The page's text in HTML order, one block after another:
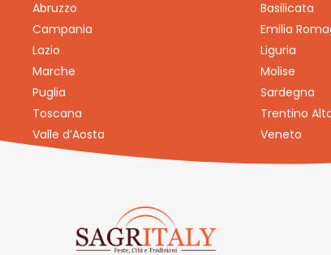
Abruzzo Basilicata
Campania
Emilia
Lazio
Liguria
Marche
Molise
Puglia
Sardegna
Toscana
Trentino
Valle d’Aosta
Veneto